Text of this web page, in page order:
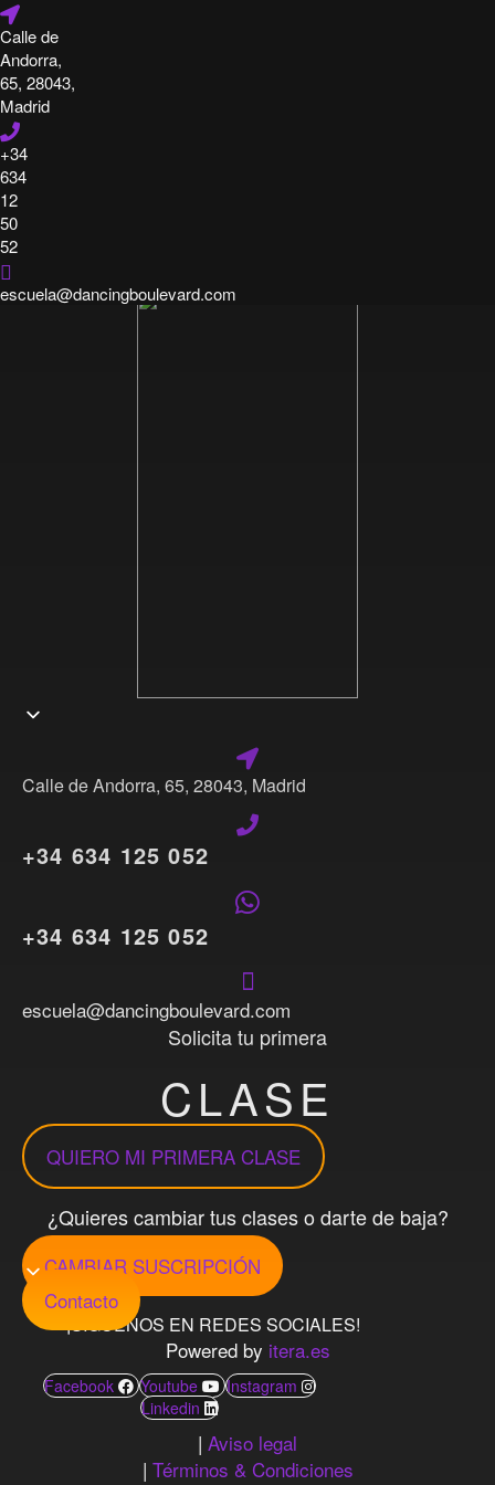
Calle de
Andorra,
65, 28043,
Madrid
+34
634
12
50
52
escuela@dancingboulevard.com
Contacto
¿Cuál es la mejor edad para
empezar a bailar?
Por
Calle de Andorra, 65, 28043, Madrid
+34 634 125 052
+34 634 125 052
escuela@dancingboulevard.com
Solicita tu primera
CLASE
QUIERO MI PRIMERA CLASE
¿Quieres cambiar tus clases o darte de baja?
CAMBIAR SUSCRIPCIÓN
¡SIGUENOS EN REDES SOCIALES!
Powered by itera.es
Facebook Youtube
Instagram
Linkedin
| Aviso legal
| Términos & Condiciones